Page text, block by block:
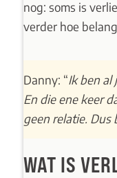
nog: soms is
verder hoe
Danny: “Ik ben al
En die ene keer
geen relatie. Dus
WAT IS